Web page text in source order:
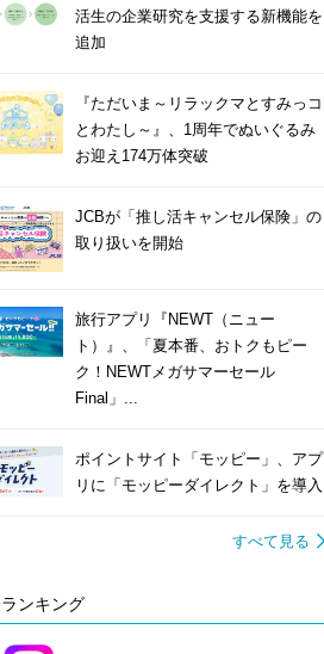
活生の企業研究を支援する新機能を
追加
『ただいま～リラックマとすみっコ
とわたし～』、1周年でぬいぐるみ
お迎え174万体突破
JCBが「推し活キャンセル保険」の
取り扱いを開始
旅行アプリ『NEWT（ニュー
ト）』、「夏本番、おトクもピー
ク！NEWTメガサマーセール
Final」...
ポイントサイト「モッピー」、アプ
リに「モッピーダイレクト」を導入
すべて見る
ンキング